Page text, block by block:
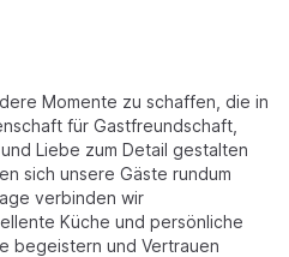
Momente zu schaffen, die in
für Gastfreundschaft,
Liebe zum Detail gestalten
sich unsere Gäste rundum
verbinden wir
Küche und persönliche
begeistern und Vertrauen